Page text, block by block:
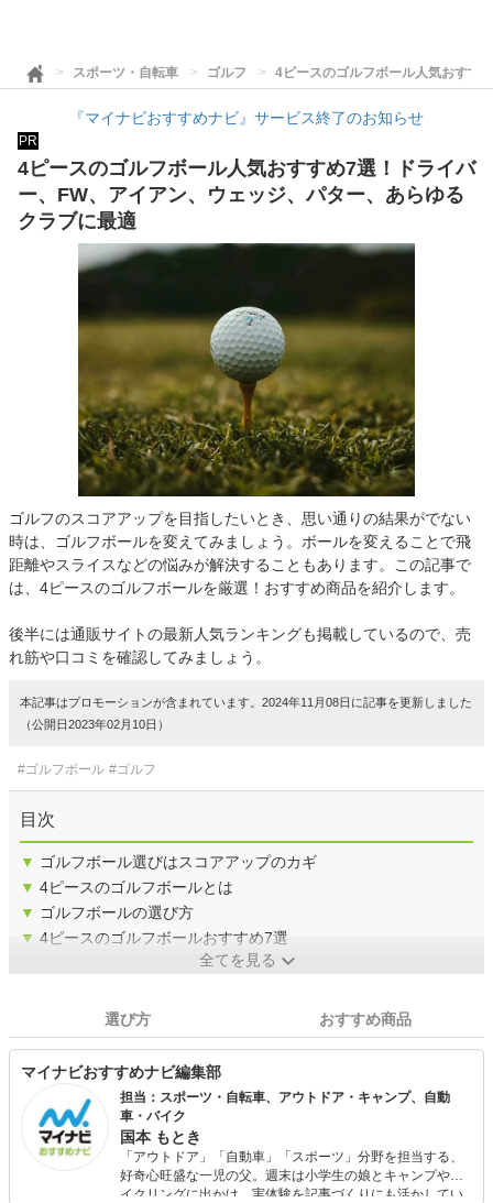
スポーツ・自転車 ゴルフ 4ピースのゴルフボール人気おすす
『マイナビおすすめナビ』サービス終了のお知らせ
PR
4ピースのゴルフボール人気おすすめ7選！ドライバ
ー、FW、アイアン、ウェッジ、パター、あらゆる
クラブに最適
ゴルフのスコアアップを目指したいとき、思い通りの結果がでない
時は、ゴルフボールを変えてみましょう。ボールを変えることで飛
距離やスライスなどの悩みが解決することもあります。この記事で
は、4ピースのゴルフボールを厳選！おすすめ商品を紹介します。
後半には通販サイトの最新人気ランキングも掲載しているので、売
れ筋や口コミを確認してみましょう。
本記事はプロモーションが含まれています。2024年11月08日に記事を更新しました
（公開日2023年02月10日）
#ゴルフボール #ゴルフ
目次
▼ ゴルフボール選びはスコアアップのカギ
▼ 4ピースのゴルフボールとは
▼ ゴルフボールの選び方
▼ 4ピースのゴルフボールおすすめ7選
全てを見る
選び方 おすすめ商品
マイナビおすすめナビ編集部
担当：スポーツ・自転車、アウトドア・キャンプ、自動
車・バイク
国本 もとき
「アウトドア」「自動車」「スポーツ」分野を担当する、
好奇心旺盛な一児の父。週末は小学生の娘とキャンプやサ
イクリングに出かけ、実体験を記事づくりにも活かしてい